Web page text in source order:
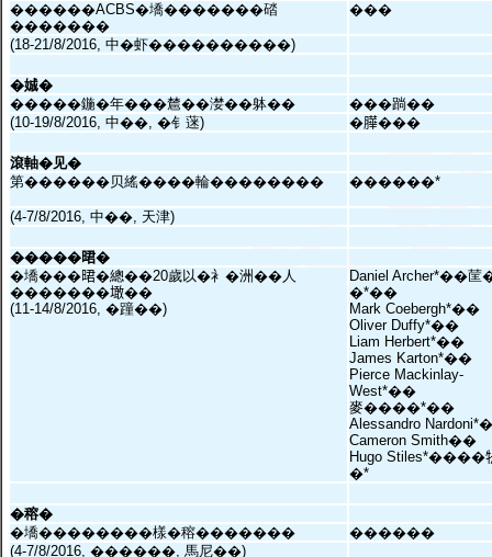
������ACBS�墧�������䂿
�������
���
(18-21/8/2016, 中�虾����������)
�娍�
�����鍦�年���㯄��漤��躰��
���䠀��
(10-19/8/2016, 中��, �钅蒾)
�𦠜���
滾軸�见�
第������贝䌊����輪��������
������*
(4-7/8/2016, 中��, 天津)
�����𣇉�
�墧���𣇉�總��20歲以�衤�洲��人
�������𡑒��
(11-14/8/2016, �蹱��)
Daniel Archer*��䒰
�*��
Mark Coebergh*��
Oliver Duffy*��
Liam Herbert*��
James Karton*��
Pierce Mackinlay-
West*��
麥����*��
Alessandro
Cameron Smith��
Hugo
�*
�穃�
�墧��������樣�穃�������
������
(4-7/8/2016, ������, 馬尼��)